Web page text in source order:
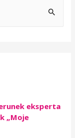
eksperta
„Moje